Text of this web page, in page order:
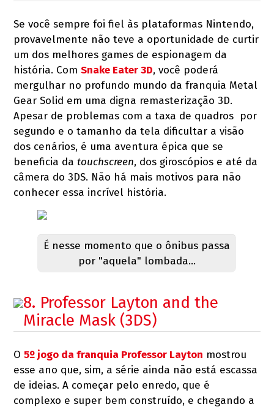
Se você sempre foi fiel às plataformas Nintendo,
provavelmente não teve a oportunidade de curtir
um dos melhores games de espionagem da
história. ComSnake Eater 3D, você poderá
mergulhar no profundo mundo da franquia Metal
Gear Solid em uma digna remasterização 3D.
Apesar de problemas com a taxa de quadros por
segundo e o tamanho da tela dificultar a visão
dos cenários, é uma aventura épica que se
beneficia datouchscreen, dos giroscópios e até da
câmera do 3DS. Não há mais motivos para não
conhecer essa incrível história.
É nesse momento que o ônibus passa
por "aquela" lombada...
8. Professor Layton and the
Miracle Mask (3DS)
O5º jogo da franquia Professor Layton mostrou
esse ano que, sim, a série ainda não está escassa
de ideias. A começar pelo enredo, que é
complexo e super bem construído, e chegando a